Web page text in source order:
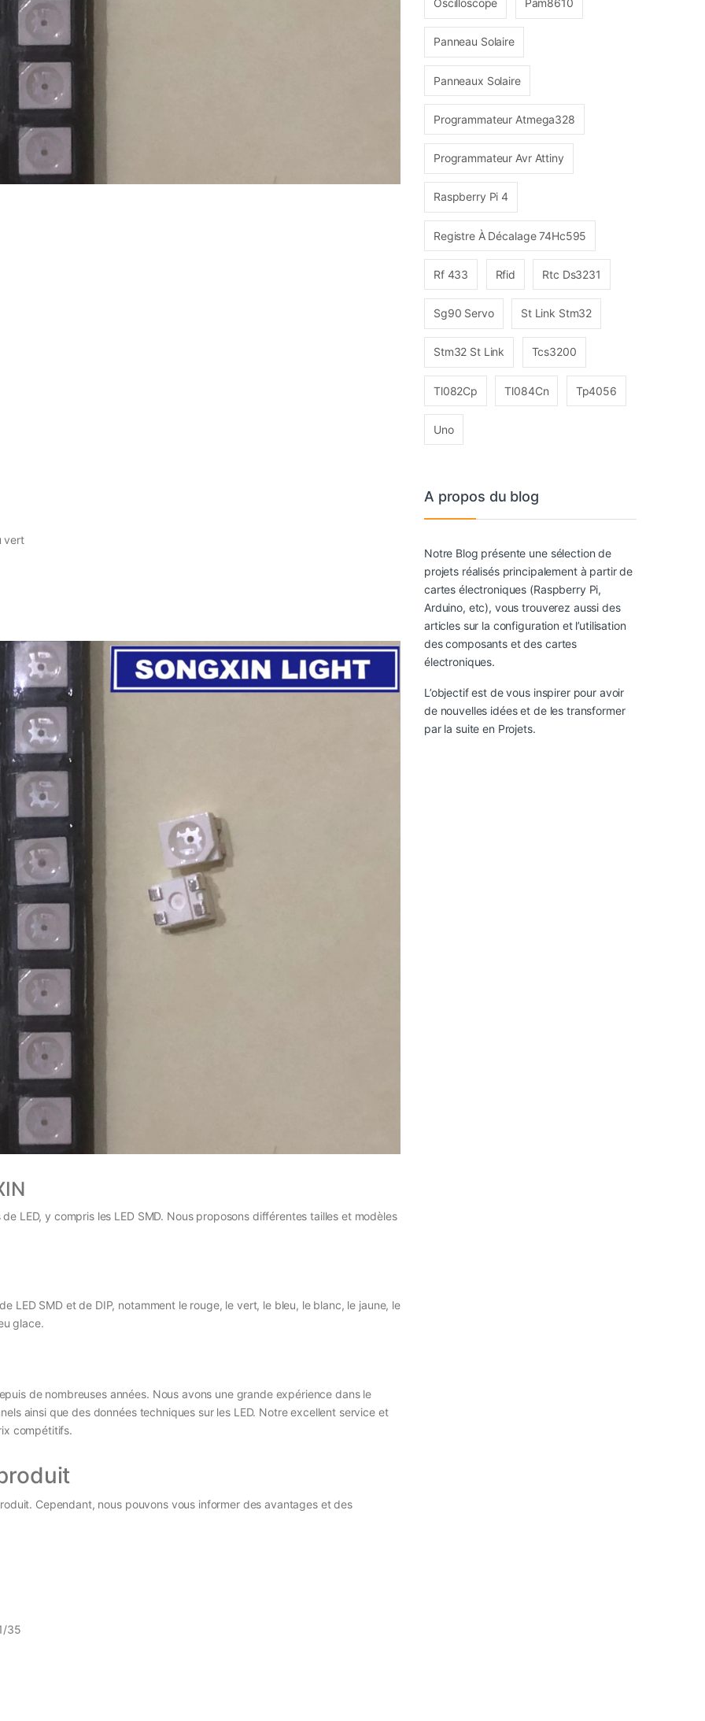
vert
LED, y compris les LED SMD. Nous proposons différentes tailles et modèles
LED SMD et de DIP, notamment le rouge, le vert, le bleu, le blanc, le jaune, le
glace.
de nombreuses années. Nous avons une grande expérience dans le
ainsi que des données techniques sur les LED. Notre excellent service et
compétitifs.
Cependant, nous pouvons vous informer des avantages et des
35
Oscilloscope Pam8610
Panneau Solaire
Panneaux Solaire
Programmateur Atmega328
Programmateur Avr Attiny
Raspberry Pi 4
Registre À Décalage 74Hc595
Rf 433 Rfid Rtc Ds3231
Sg90 Servo St Link Stm32
Stm32 St Link Tcs3200
Tl082Cp Tl084Cn Tp4056
Uno
A propos du blog
Notre Blog présente une sélection de
projets réalisés principalement à partir de
cartes électroniques (Raspberry Pi,
Arduino, etc), vous trouverez aussi des
articles sur la configuration et l’utilisation
des composants et des cartes
électroniques.
L’objectif est de vous inspirer pour avoir
de nouvelles idées et de les transformer
par la suite en Projets.